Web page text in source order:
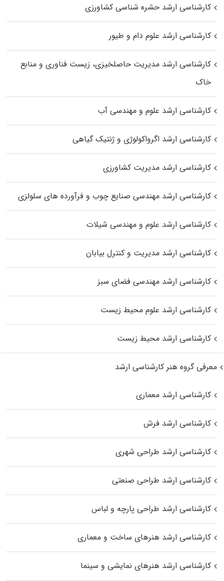
کارشناسی ارشد حشره‌ شناسی کشاورزی
کارشناسی ارشد علوم دام و طیور
کارشناسی ارشد مدیریت حاصلخیزی، زیست فناوری و منابع
خاک
کارشناسی ارشد علوم و مهندسی آب
کارشناسی ارشد اگرواکولوژی و ژنتیک گیاهی
کارشناسی ارشد مدیریت کشاورزی
کارشناسی ارشد مهندسی صنایع چوب و فرآورده‌ های سلولزی
کارشناسی ارشد علوم و مهندسی شیلات
کارشناسی ارشد مدیریت و کنترل بیابان
کارشناسی ارشد مهندسی فضای سبز
کارشناسی ارشد علوم محیط‌ زیست
کارشناسی ارشد محیط زیست
معرفی گروه هنر کارشناسی ارشد
کارشناسی ارشد معماری
کارشناسی ارشد فرش
کارشناسی ارشد طراحی شهری
کارشناسی ارشد طراحی صنعتی
کارشناسی ارشد طراحی پارچه و لباس
کارشناسی ارشد هنرهای ساخت و معماری
کارشناسی ارشد هنرهای نمایشی و سینما